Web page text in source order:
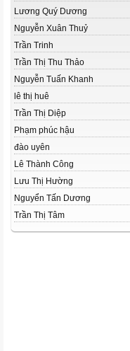
Lương Quý Dương
Nguyễn Xuân Thuỷ
Trần Trinh
Trần Thị Thu Thảo
Nguyễn Tuấn Khanh
lê thị huê
Trần Thị Diệp
Phạm phúc hậu
đào uyên
Lê Thành Công
Lưu Thị Hường
Nguyển Tấn Dương
Trần Thị Tâm